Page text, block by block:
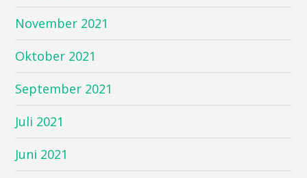
November 2021
Oktober 2021
September 2021
Juli 2021
Juni 2021